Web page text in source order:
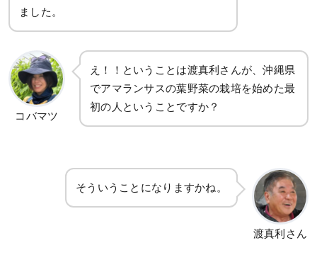
ました。
コバマツ
え！！ということは渡真利さんが、沖縄県
でアマランサスの葉野菜の栽培を始めた最
初の人ということですか？
そういうことになりますかね。
渡真利さん